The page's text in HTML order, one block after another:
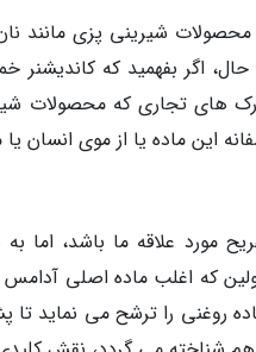
محصولات شیرینی پزی مانند
اگر بفهمید که
این ماده یا از موی
مورد علاقه ما باشد، اما
که اغلب ماده اصلی
روغنی را ترشح می نماید تا